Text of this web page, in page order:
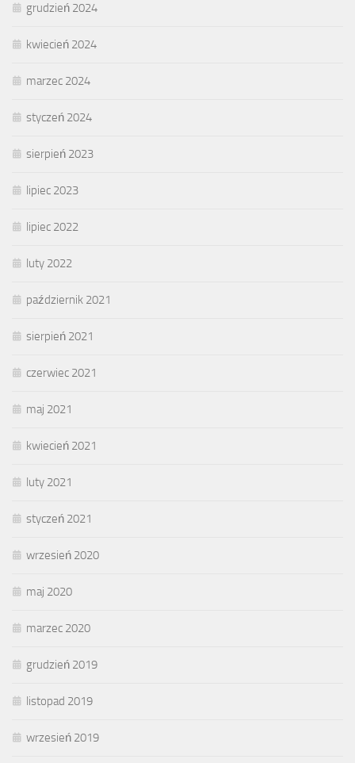
grudzień 2024
kwiecień 2024
marzec 2024
styczeń 2024
sierpień 2023
lipiec 2023
lipiec 2022
luty 2022
październik 2021
sierpień 2021
czerwiec 2021
maj 2021
kwiecień 2021
luty 2021
styczeń 2021
wrzesień 2020
maj 2020
marzec 2020
grudzień 2019
listopad 2019
wrzesień 2019